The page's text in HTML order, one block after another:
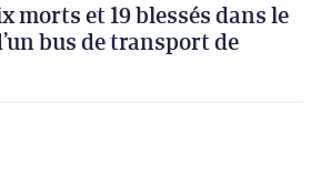
morts et 19 blessés dans le
bus de transport de